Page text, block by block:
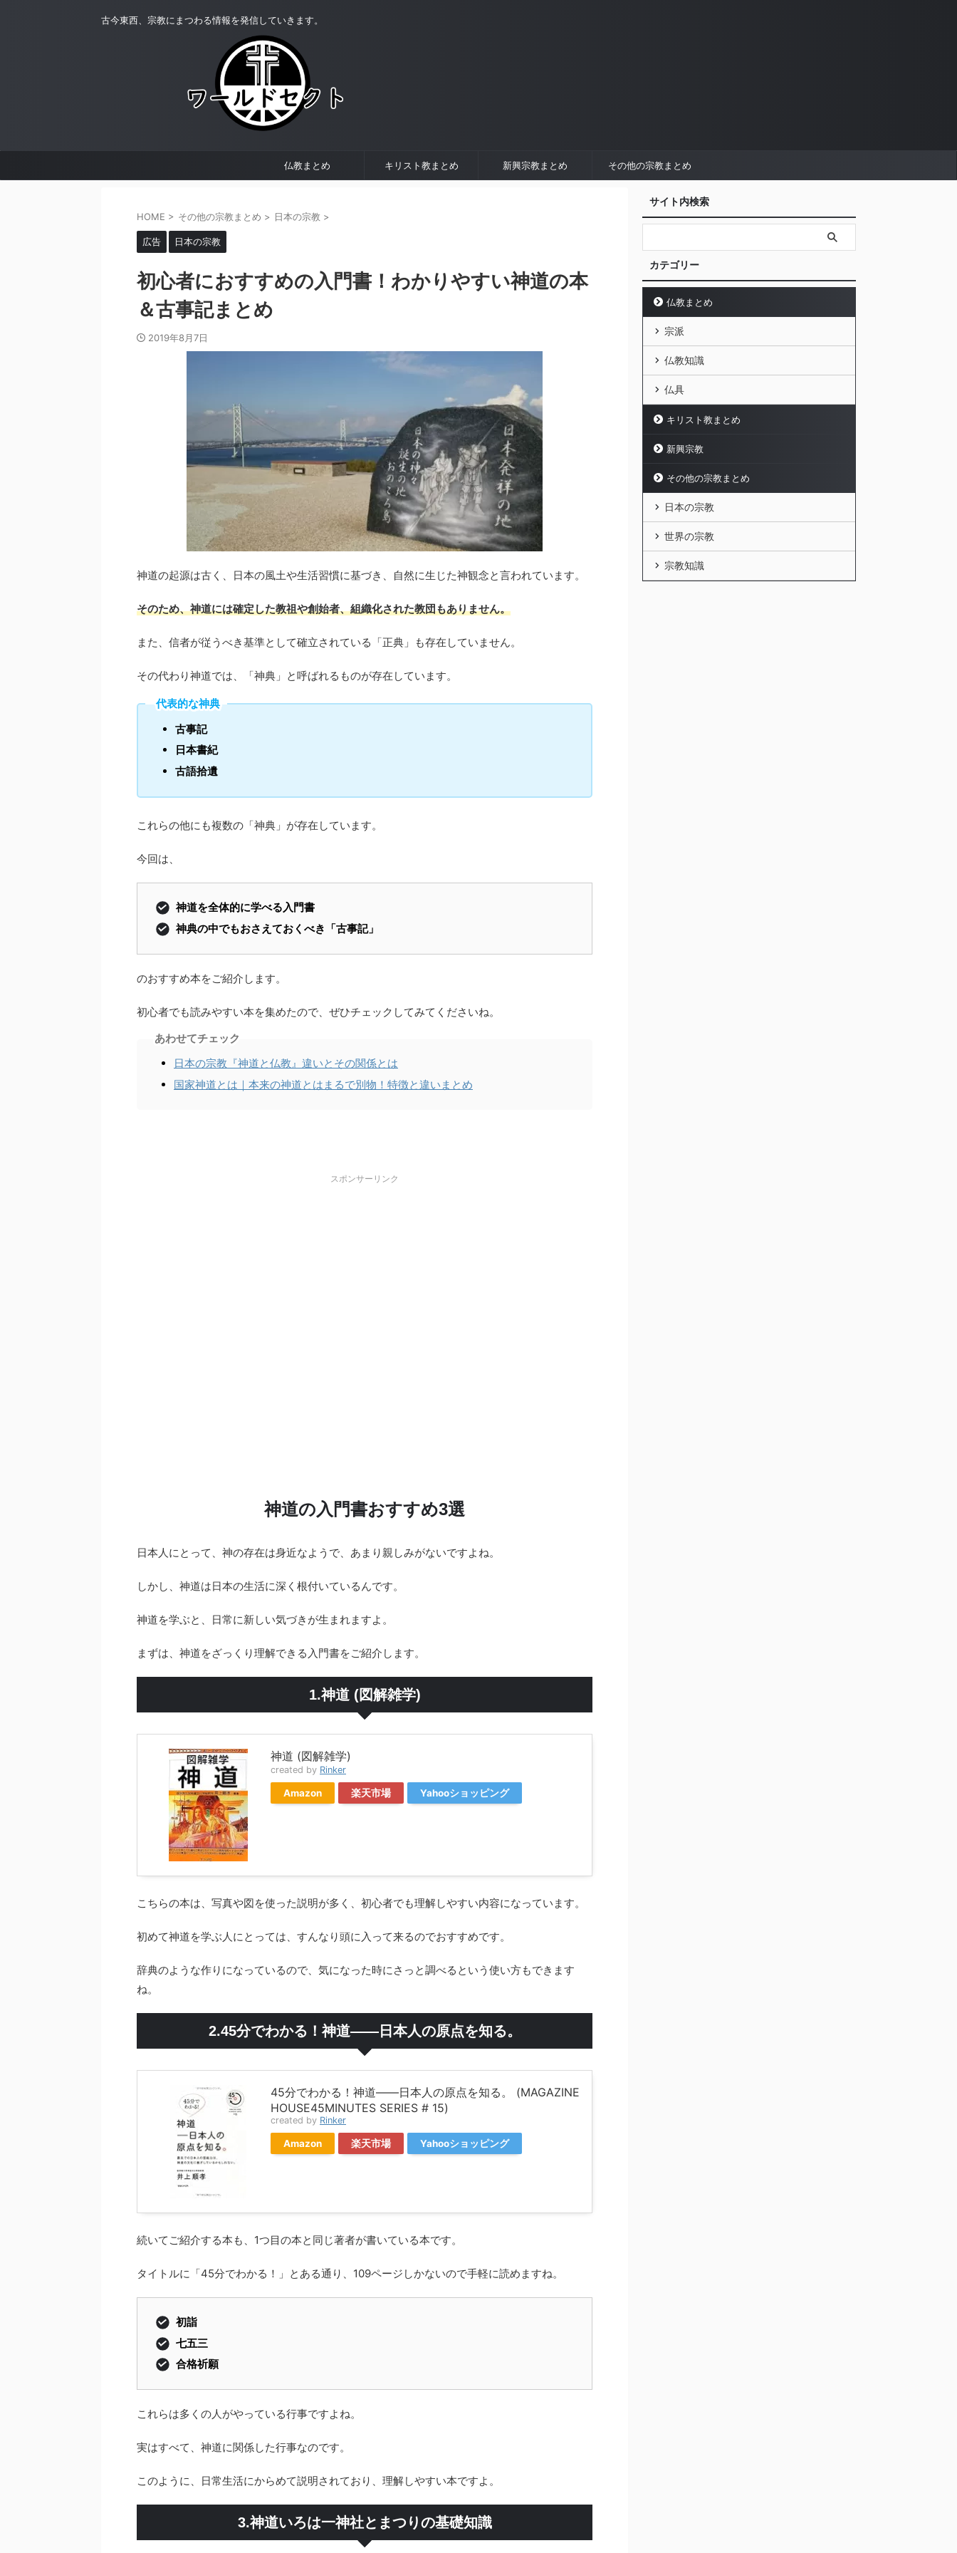
古今東西、宗教にまつわる情報を発信していきます。
仏教まとめ キリスト教まとめ 新興宗教まとめ その他の宗教まとめ
HOME > その他の宗教まとめ > 日本の宗教 >
広告 日本の宗教
初心者におすすめの入門書！わかりやすい神道の本
＆古事記まとめ
2019年8月7日
神道の起源は古く、日本の風土や生活習慣に基づき、自然に生じた神観念と言われています。
そのため、神道には確定した教祖や創始者、組織化された教団もありません。
また、信者が従うべき基準として確立されている「正典」も存在していません。
その代わり神道では、「神典」と呼ばれるものが存在しています。
代表的な神典
古事記
日本書紀
古語拾遺
これらの他にも複数の「神典」が存在しています。
今回は、
神道を全体的に学べる入門書
神典の中でもおさえておくべき「古事記」
のおすすめ本をご紹介します。
初心者でも読みやすい本を集めたので、ぜひチェックしてみてくださいね。
あわせてチェック
日本の宗教『神道と仏教』違いとその関係とは
国家神道とは｜本来の神道とはまるで別物！特徴と違いまとめ
スポンサーリンク
神道の入門書おすすめ3選
日本人にとって、神の存在は身近なようで、あまり親しみがないですよね。
しかし、神道は日本の生活に深く根付いているんです。
神道を学ぶと、日常に新しい気づきが生まれますよ。
まずは、神道をざっくり理解できる入門書をご紹介します。
1.神道 (図解雑学)
神道 (図解雑学)
created by Rinker
Amazon 楽天市場 Yahooショッピング
こちらの本は、写真や図を使った説明が多く、初心者でも理解しやすい内容になっています。
初めて神道を学ぶ人にとっては、すんなり頭に入って来るのでおすすめです。
辞典のような作りになっているので、気になった時にさっと調べるという使い方もできます
ね。
2.45分でわかる！神道――日本人の原点を知る。
45分でわかる！神道――日本人の原点を知る。 (MAGAZINE
HOUSE45MINUTES SERIES # 15)
created by Rinker
Amazon 楽天市場 Yahooショッピング
続いてご紹介する本も、1つ目の本と同じ著者が書いている本です。
タイトルに「45分でわかる！」とある通り、109ページしかないので手軽に読めますね。
初詣
七五三
合格祈願
これらは多くの人がやっている行事ですよね。
実はすべて、神道に関係した行事なのです。
このように、日常生活にからめて説明されており、理解しやすい本ですよ。
3.神道いろは一神社とまつりの基礎知識
サイト内検索
カテゴリー
仏教まとめ
宗派
仏教知識
仏具
キリスト教まとめ
新興宗教
その他の宗教まとめ
日本の宗教
世界の宗教
宗教知識